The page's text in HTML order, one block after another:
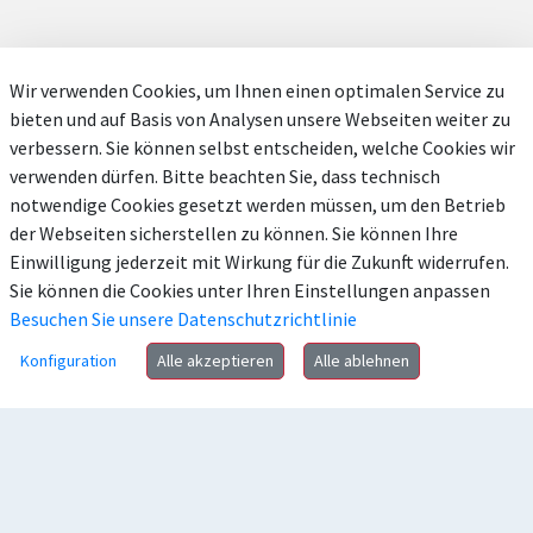
Wir verwenden Cookies, um Ihnen einen optimalen Service zu
bieten und auf Basis von Analysen unsere Webseiten weiter zu
verbessern. Sie können selbst entscheiden, welche Cookies wir
verwenden dürfen. Bitte beachten Sie, dass technisch
notwendige Cookies gesetzt werden müssen, um den Betrieb
der Webseiten sicherstellen zu können. Sie können Ihre
Einwilligung jederzeit mit Wirkung für die Zukunft widerrufen.
Sie können die Cookies unter Ihren Einstellungen anpassen
Besuchen Sie unsere Datenschutzrichtlinie
Konfiguration Alle akzeptieren Alle ablehnen